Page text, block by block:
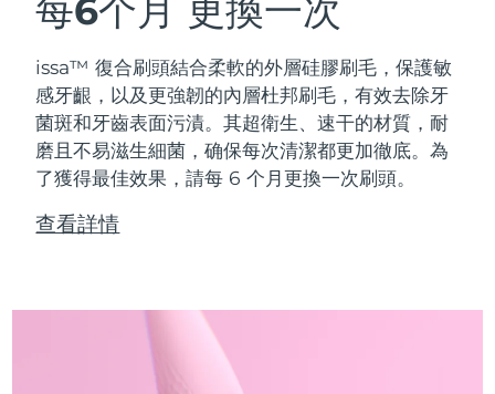
每6个月 更換一次
issa™ 復合刷頭結合柔軟的外層硅膠刷毛，保護敏
感牙齦，以及更強韌的內層杜邦刷毛，有效去除牙
菌斑和牙齒表面污漬。其超衛生、速干的材質，耐
磨且不易滋生細菌，确保每次清潔都更加徹底。為
了獲得最佳效果，請每 6 个月更換一次刷頭。
查看詳情